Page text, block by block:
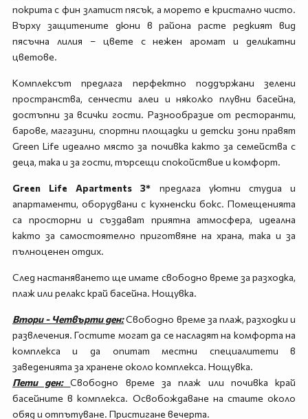
покрита с фин златист пясък, а морето е кристално чисто.
Върху защитените дюни в района расте редкият вид
пясъчна лилия – цвете с нежен аромат и деликатни
цветове.
Комплексът предлага перфектно поддържани зелени
пространства, сенчести алеи и няколко плувни басейна,
достъпни за всички гости. Разнообразие от ресторанти,
барове, магазини, спортни площадки и детски зони правят
Green Life идеално място за почивка както за семейства с
деца, така и за гости, търсещи спокойствие и комфорт.
Green Life Apartments 3* предлага уютни студиа и
апартаменти, оборудвани с кухненски бокс. Помещенията
са просторни и създават приятна атмосфера, идеална
както за самостоятелно приготвяне на храна, така и за
пълноценен отдих.
След настаняването ще имате свободно време за разходка,
плаж или релакс край басейна. Нощувка.
Втори - Четвърти ден:Свободно време за плаж, разходки и
развлечения. Гостите могат да се насладят на комфорта на
комплекса и да опитат местни специалитети в
заведенията за хранене около комплекса. Нощувка.
Пети ден:
Свободно време за плаж или почивка край
басейните в комплекса. Освобождаване на стаите около
обяд и отпътуване. Пристигане вечерта.